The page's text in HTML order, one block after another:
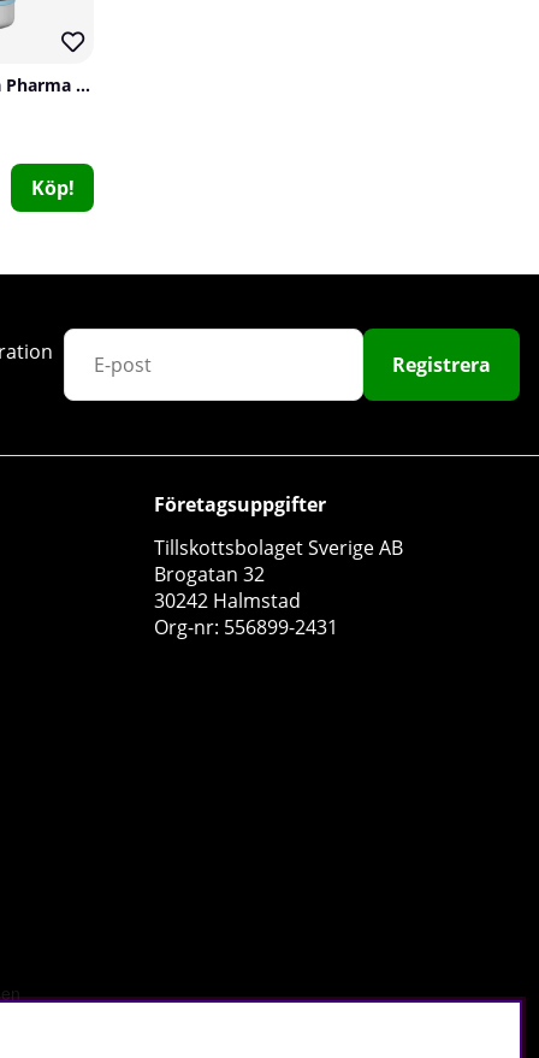
Vitaprana
Köp!
Trained By JP Oh-Mega Pharma Pro, 180 caps
Köp!
Registrera
Företagsuppgifter
Tillskottsbolaget Sverige AB
Brogatan 32
30242 Halmstad
Org-nr: 556899-2431